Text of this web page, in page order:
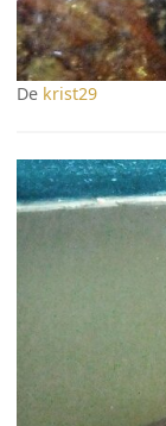
De krist29